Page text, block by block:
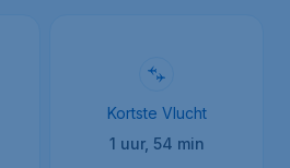
Kortste Vlucht
1 uur, 54 min